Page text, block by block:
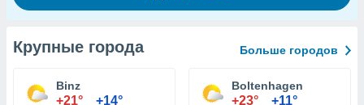
Крупные города Больше городов
Binz
+21° +14°
Boltenhagen
+23° +11°